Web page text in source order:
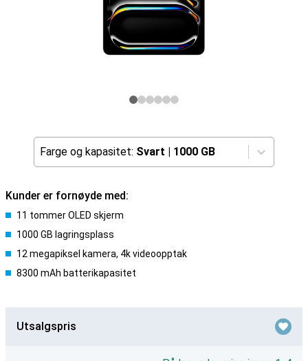
Farge og kapasitet: Svart | 1000 GB
Kunder er fornøyde med:
11 tommer OLED skjerm
1000 GB lagringsplass
12 megapiksel kamera, 4k videoopptak
8300 mAh batterikapasitet
Utsalgspris